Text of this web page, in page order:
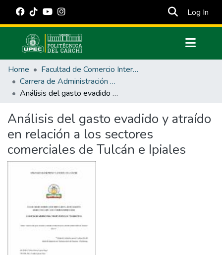
Log In
Communities & Collections
All of DSpace
Statistics
Estadísticas Externas
Manuales
Home
Facultad de Comercio Internacional, Integración, Administración y Economía Empresarial
Carrera de Administración de Empresas y Marketing
Análisis del gasto evadido y atraído en relación a los sectores comerciales de Tulcán e Ipiales
Análisis del gasto evadido y atraído
en relación a los sectores
comerciales de Tulcán e Ipiales